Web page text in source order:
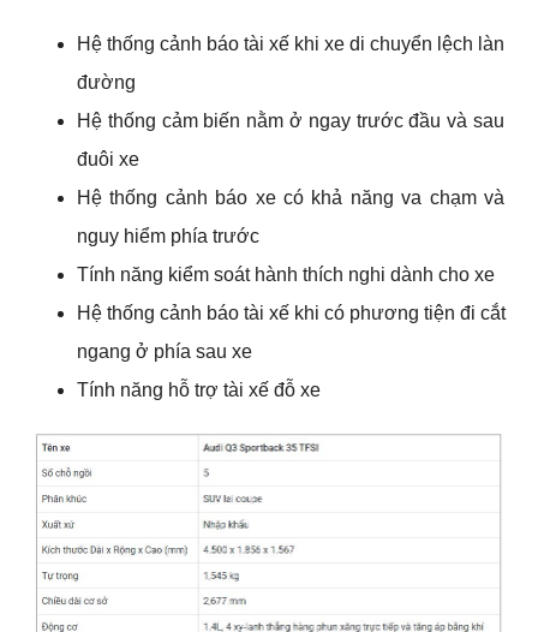
Hệ thống cảnh báo tài xế khi xe di chuyển lệch làn
đường
Hệ thống cảm biến nằm ở ngay trước đầu và sau
đuôi xe
Hệ thống cảnh báo xe có khả năng va chạm và
nguy hiểm phía trước
Tính năng kiểm soát hành thích nghi dành cho xe
Hệ thống cảnh báo tài xế khi có phương tiện đi cắt
ngang ở phía sau xe
Tính năng hỗ trợ tài xế đỗ xe